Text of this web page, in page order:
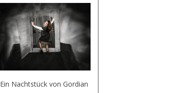
Ein Nachtstück von Gordian